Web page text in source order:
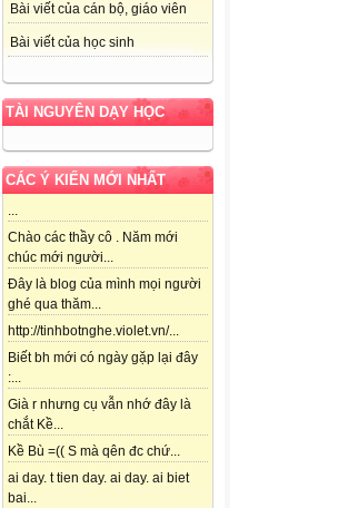
Bài viết của cán bộ, giáo viên
Bài viết của học sinh
TÀI NGUYÊN DẠY HỌC
CÁC Ý KIẾN MỚI NHẤT
...
Chào các thầy cô . Năm mới
chúc mới người...
Đây là blog của mình mọi người
ghé qua thăm...
http://tinhbotnghe.violet.vn/...
Biết bh mới có ngày gặp lại đây
:...
Già r nhưng cụ vẫn nhớ đây là
chắt Kề...
Kề Bù =(( S mà qên đc chứ...
ai day. t tien day. ai day. ai biet
bai...